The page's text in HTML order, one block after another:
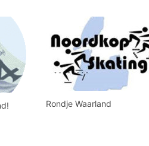
Rondje Waarland